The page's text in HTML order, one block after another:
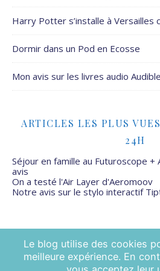
Harry Potter s’installe à Versailles
Dormir dans un Pod en Ecosse
Mon avis sur les livres audio Audible
ARTICLES LES PLUS
24H
Séjour en famille au Futuroscope +
avis
On a testé l'Air Layer d'Aeromoov
Notre avis sur le stylo interactif
Mamans Mais Pas
Le blog utilise des cookies
meilleure expérience. En